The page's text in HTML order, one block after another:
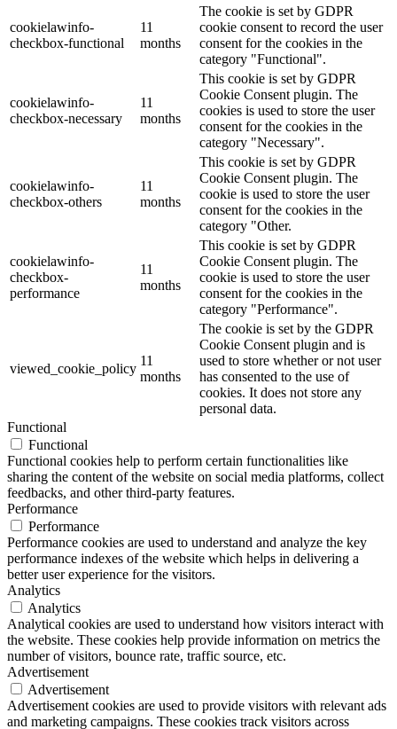
cookielawinfo-
checkbox-functional
11
months
The cookie is set by GDPR
cookie consent to record the user
consent for the cookies in the
category "Functional".
cookielawinfo-
checkbox-necessary
11
months
This cookie is set by GDPR
Cookie Consent plugin. The
cookies is used to store the user
consent for the cookies in the
category "Necessary".
cookielawinfo-
checkbox-others
11
months
This cookie is set by GDPR
Cookie Consent plugin. The
cookie is used to store the user
consent for the cookies in the
category "Other.
cookielawinfo-
checkbox-
performance
11
months
This cookie is set by GDPR
Cookie Consent plugin. The
cookie is used to store the user
consent for the cookies in the
category "Performance".
viewed_cookie_policy
11
months
The cookie is set by the GDPR
Cookie Consent plugin and is
used to store whether or not user
has consented to the use of
cookies. It does not store any
personal data.
Functional
Functional
Functional cookies help to perform certain functionalities like
sharing the content of the website on social media platforms, collect
feedbacks, and other third-party features.
Performance
Performance
Performance cookies are used to understand and analyze the key
performance indexes of the website which helps in delivering a
better user experience for the visitors.
Analytics
Analytics
Analytical cookies are used to understand how visitors interact with
the website. These cookies help provide information on metrics the
number of visitors, bounce rate, traffic source, etc.
Advertisement
Advertisement
Advertisement cookies are used to provide visitors with relevant ads
and marketing campaigns. These cookies track visitors across